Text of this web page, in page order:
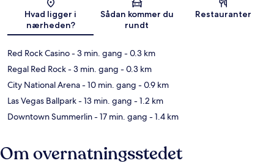
Kort
Hvad ligger i
nærheden?
Sådan kommer du
rundt
Restauranter
Red Rock Casino- 3 min. gang - 0.3 km
Regal Red Rock- 3 min. gang - 0.3 km
City National Arena- 10 min. gang - 0.9 km
Las Vegas Ballpark- 13 min. gang - 1.2 km
Downtown Summerlin- 17 min. gang - 1.4 km
Om overnatningsstedet